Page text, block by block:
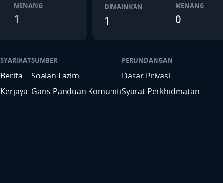
MENANG
1
DIMAINKAN
1
MENANG
0
SYARIKAT
Berita
Kerjaya
SUMBER
Soalan Lazim
Garis Panduan Komuniti
PERUNDANGAN
Dasar Privasi
Syarat Perkhidmatan